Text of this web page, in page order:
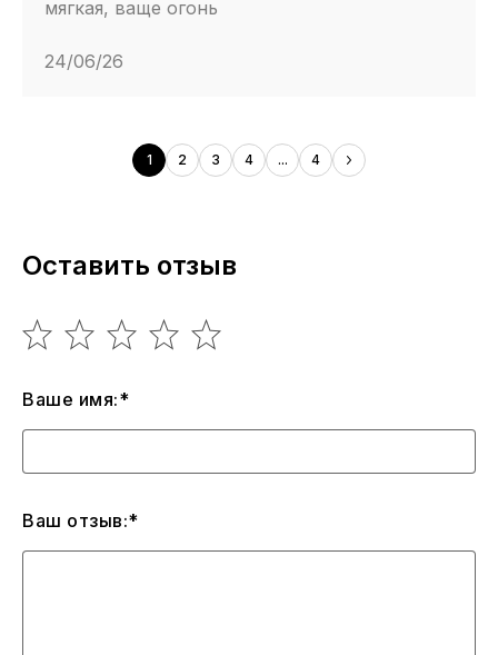
мягкая, ваще огонь
24/06/26
1 2 3 4 ... 4
Оставить отзыв
Ваше имя:*
Ваш отзыв:*